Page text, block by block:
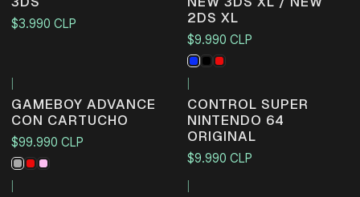
$3.990 CLP
2DS XL
$9.990 CLP
GAMEBOY ADVANCE
CON CARTUCHO
$99.990 CLP
CONTROL SUPER
NINTENDO 64
ORIGINAL
$9.990 CLP